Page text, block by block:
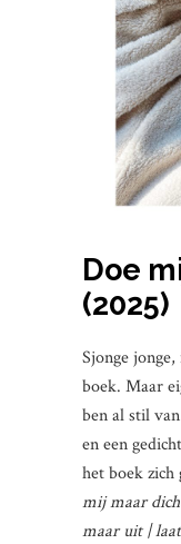
Doe
(2025)
Sjonge
boek. Maar
ben al stil
en een
het boek
mij maar
maar uit |